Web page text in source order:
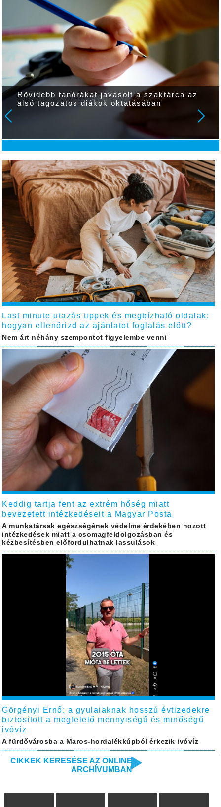
javasolt a szaktárca az
diákok oktatásában
Spiró
Last minute utazás tippek és megbízható oldalak:
hogyan ellenőrizd az ajánlatot foglalás előtt?
Nem árt néhány szempontot figyelembe venni
Keddig tartja fent az extrém hőség miatt
bevezetett intézkedéseit a Magyar Posta
A munkatársak egészségének védelme érdekében hozott
intézkedések miatt a csomagfeldolgozásban és
kézbesítésben előfordulhatnak lassulások
Görgényi Ernő: a gyulaiaknak hosszú évtizedekre
biztosított a megfelelő mennyiségű és minőségű
ivóvíz
A fürdővárosba a Maros-hordalékkúpból érkezik ivóvíz
CIKKEK KERESÉSE AZ ONLINE
ARCHÍVUMBAN